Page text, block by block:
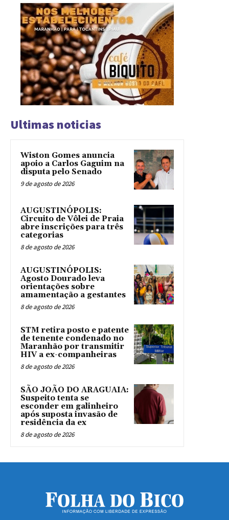
Ultimas noticias
Wiston Gomes anuncia
apoio a Carlos Gaguim na
disputa pelo Senado
9 de agosto de 2026
AUGUSTINÓPOLIS:
Circuito de Vôlei de Praia
abre inscrições para três
categorias
8 de agosto de 2026
AUGUSTINÓPOLIS:
Agosto Dourado leva
orientações sobre
amamentação a gestantes
8 de agosto de 2026
STM retira posto e patente
de tenente condenado no
Maranhão por transmitir
HIV a ex-companheiras
8 de agosto de 2026
SÃO JOÃO DO ARAGUAIA:
Suspeito tenta se
esconder em galinheiro
após suposta invasão de
residência da ex
8 de agosto de 2026